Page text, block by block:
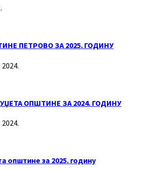
ПЕТРОВО ЗА 2025. ГОДИНУ
ОПШТИНЕ ЗА 2024. ГОДИНУ
општине за 2025. годину